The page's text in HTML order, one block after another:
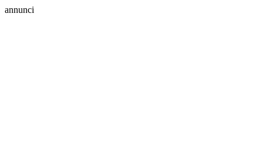
annunci